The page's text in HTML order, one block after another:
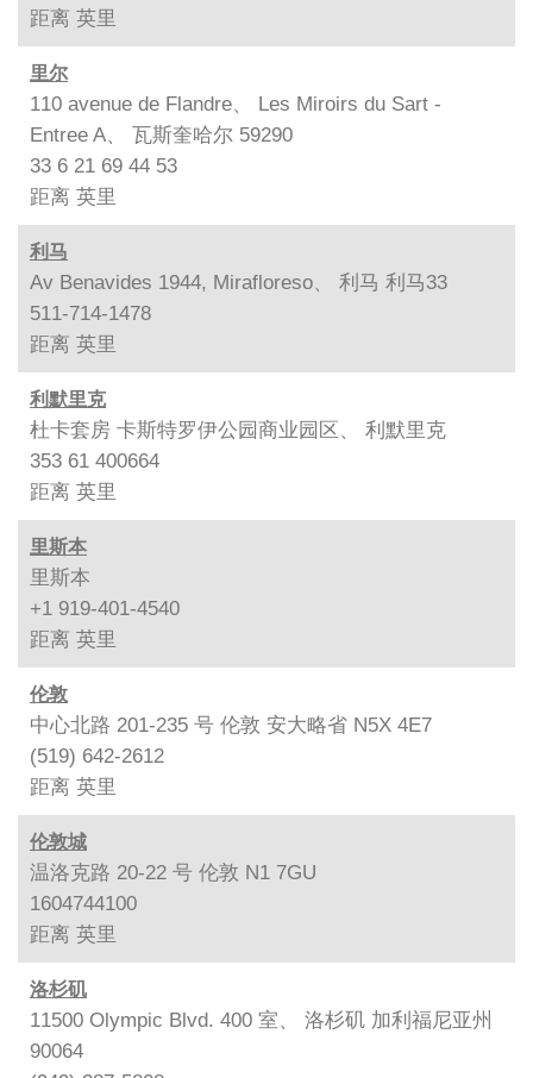
距离 英里
里尔
110 avenue de Flandre、 Les Miroirs du Sart -
Entree A、 瓦斯奎哈尔 59290
33 6 21 69 44 53
距离 英里
利马
Av Benavides 1944, Mirafloreso、 利马 利马33
511-714-1478
距离 英里
利默里克
杜卡套房 卡斯特罗伊公园商业园区、 利默里克
353 61 400664
距离 英里
里斯本
里斯本
+1 919-401-4540
距离 英里
伦敦
中心北路 201-235 号 伦敦 安大略省 N5X 4E7
(519) 642-2612
距离 英里
伦敦城
温洛克路 20-22 号 伦敦 N1 7GU
1604744100
距离 英里
洛杉矶
11500 Olympic Blvd. 400 室、 洛杉矶 加利福尼亚州
90064